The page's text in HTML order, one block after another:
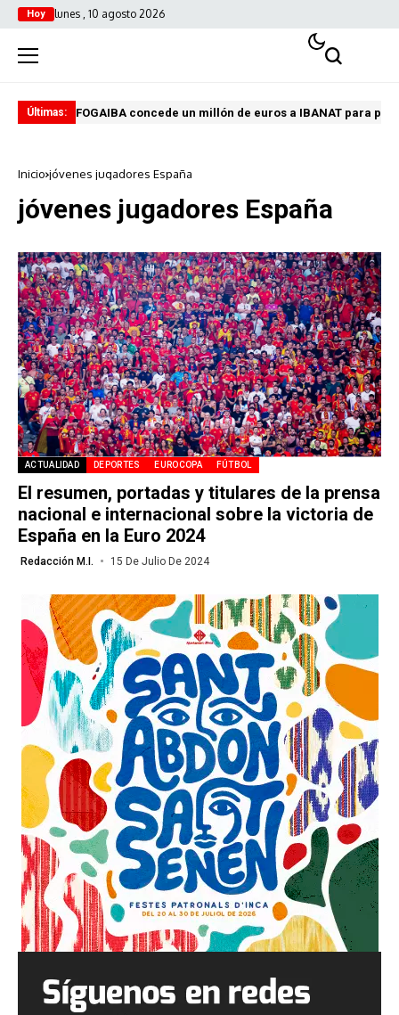
Hoy lunes , 10 agosto 2026
Últimas: FOGAIBA concede un millón de euros a IBANAT para
Inicio jóvenes jugadores España
jóvenes jugadores España
ACTUALIDAD DEPORTES EUROCOPA FÚTBOL
El resumen, portadas y titulares de la prensa
nacional e internacional sobre la victoria de
España en la Euro 2024
Redacción M.I. 15 De Julio De 2024